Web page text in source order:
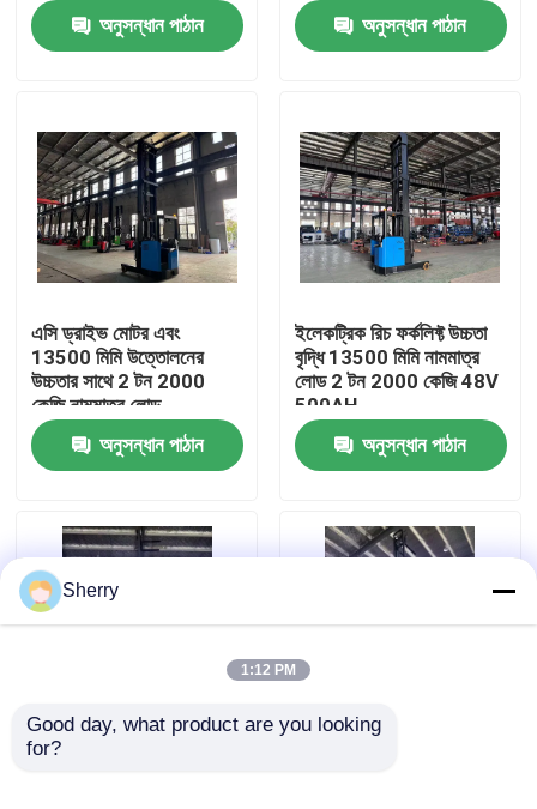
পণ্য
ভিডিও
আমাদের সম্পর্কে
কারখানা ভ্রমণ
যোগাযোগ করুন
ব্লগ
অনুসন্ধান পাঠান
অনুসন্ধান পাঠান
এসি ড্রাইভ মোটর এবং
13500 মিমি উত্তোলনের
উচ্চতার সাথে 2 টন 2000
কেজি নামমাত্র লোড
অনুসন্ধান পাঠান
ইলেকট্রিক রিচ ফর্কলিফ্ট উচ্চতা
বৃদ্ধি 13500 মিমি নামমাত্র
লোড 2 টন 2000 কেজি 48V
500AH
অনুসন্ধান পাঠান
পলিউরেথেন টায়ার টাইপ
Sherry
1:12 PM
Good day, what product are you looking
for?